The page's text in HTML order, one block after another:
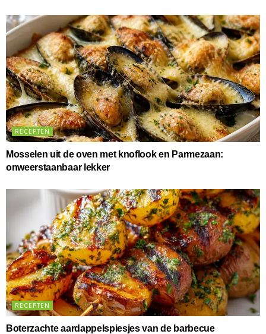
RECEPTEN
Mosselen uit de oven met knoflook en Parmezaan:
onweerstaanbaar lekker
RECEPTEN
Boterzachte aardappelspiesjes van de barbecue